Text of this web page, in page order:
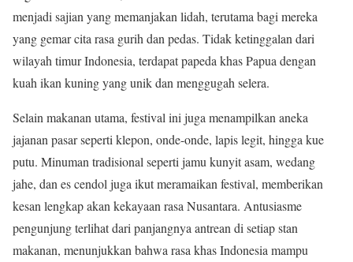
menjadi sajian yang memanjakan lidah, terutama bagi mereka
yang gemar cita rasa gurih dan pedas. Tidak ketinggalan dari
wilayah timur Indonesia, terdapat papeda khas Papua dengan
kuah ikan kuning yang unik dan menggugah selera.
Selain makanan utama, festival ini juga menampilkan aneka
jajanan pasar seperti klepon, onde-onde, lapis legit, hingga kue
putu. Minuman tradisional seperti jamu kunyit asam, wedang
jahe, dan es cendol juga ikut meramaikan festival, memberikan
kesan lengkap akan kekayaan rasa Nusantara. Antusiasme
pengunjung terlihat dari panjangnya antrean di setiap stan
makanan, menunjukkan bahwa rasa khas Indonesia mampu